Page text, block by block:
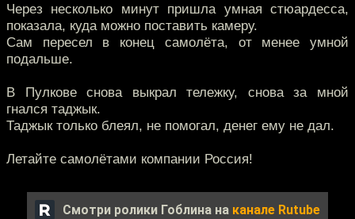
Через несколько минут пришла умная стюардесса,
показала, куда можно поставить камеру.
Сам пересел в конец самолёта, от менее умной
подальше.
В Пулкове снова выкрал тележку, снова за мной
гнался таджык.
Таджык только блеял, не помогал, денег ему не дал.
Летайте самолётами компании Россия!
Смотри ролики Гоблина на канале Rutube